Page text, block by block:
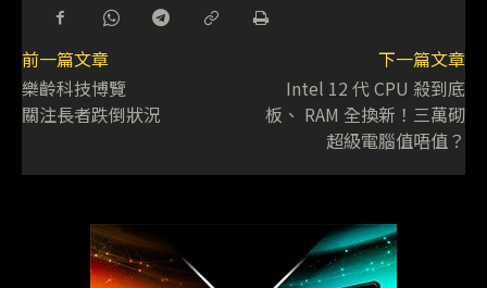
前一篇文章
樂齡科技博覽
關注長者跌倒狀況
下一篇文章
Intel 12 代 CPU 殺到底
板、 RAM 全換新！三萬砌
超級電腦值唔值？